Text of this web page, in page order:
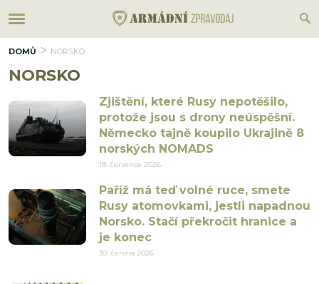
DOMŮ NORSKO
NORSKO
Zjištění, které Rusy nepotěšilo,
protože jsou s drony neúspěšní.
Německo tajně koupilo Ukrajině 8
norských NOMADS
19. července 2026
Paříž má teď volné ruce, smete
Rusy atomovkami, jestli napadnou
Norsko. Stačí překročit hranice a
je konec
30. června 2026